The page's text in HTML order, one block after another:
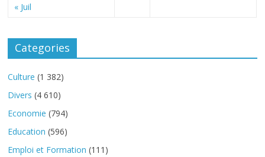
« Juil
Categories
Culture (1 382)
Divers (4 610)
Economie (794)
Education (596)
Emploi et Formation (111)